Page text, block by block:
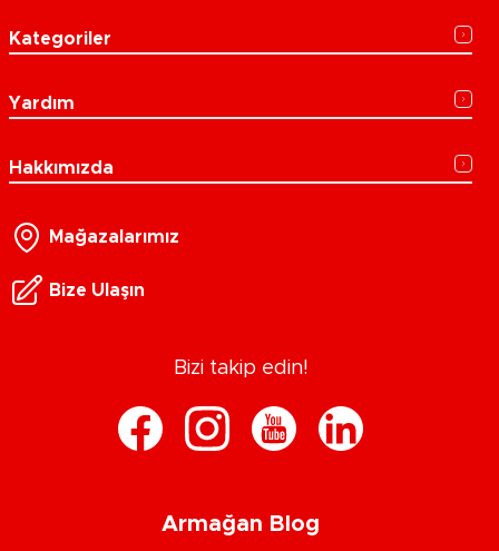
Kategoriler
Yardım
Hakkımızda
Mağazalarımız
Bize Ulaşın
Bizi takip edin!
Armağan Blog